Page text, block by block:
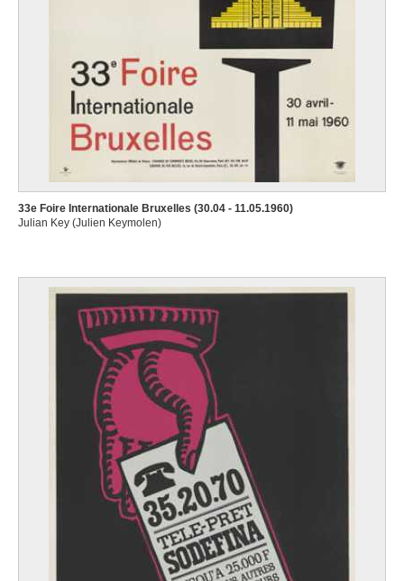
33e Foire Internationale Bruxelles (30.04 - 11.05.1960)
Julian Key (Julien Keymolen)